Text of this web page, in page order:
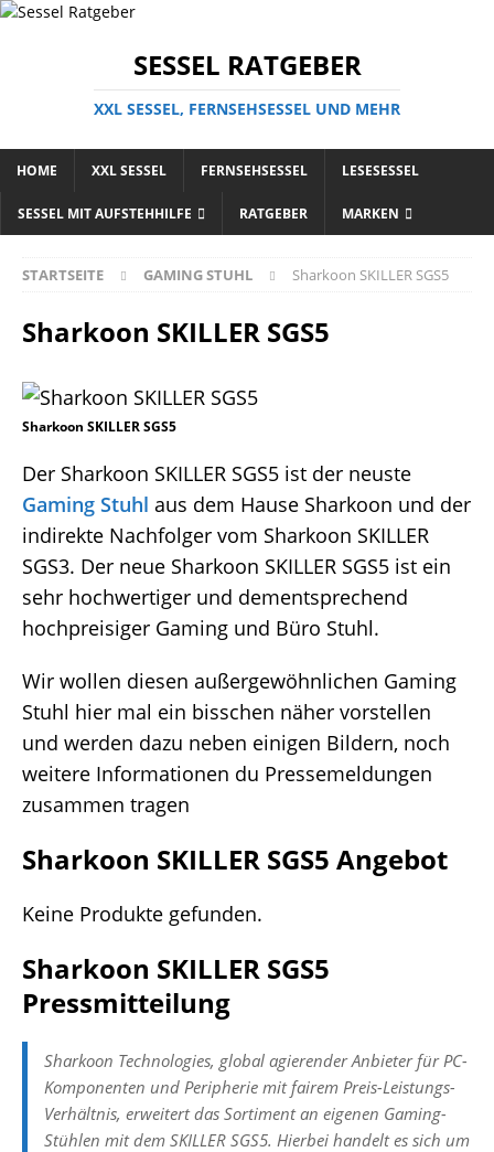
SESSEL RATGEBER
XXL SESSEL, FERNSEHSESSEL UND MEHR
HOME XXL SESSEL FERNSEHSESSEL LESESESSEL
SESSEL MIT AUFSTEHHILFE RATGEBER MARKEN
STARTSEITE GAMING STUHL Sharkoon SKILLER SGS5
Sharkoon SKILLER SGS5
Sharkoon SKILLER SGS5
Der Sharkoon SKILLER SGS5 ist der neuste
Gaming Stuhl aus dem Hause Sharkoon und der
indirekte Nachfolger vom Sharkoon SKILLER
SGS3. Der neue Sharkoon SKILLER SGS5 ist ein
sehr hochwertiger und dementsprechend
hochpreisiger Gaming und Büro Stuhl.
Wir wollen diesen außergewöhnlichen Gaming
Stuhl hier mal ein bisschen näher vorstellen
und werden dazu neben einigen Bildern, noch
weitere Informationen du Pressemeldungen
zusammen tragen
Sharkoon SKILLER SGS5 Angebot
Keine Produkte gefunden.
Sharkoon SKILLER SGS5
Pressmitteilung
Sharkoon Technologies, global agierender Anbieter für PC-
Komponenten und Peripherie mit fairem Preis-Leistungs-
Verhältnis, erweitert das Sortiment an eigenen Gaming-
Stühlen mit dem SKILLER SGS5. Hierbei handelt es sich um